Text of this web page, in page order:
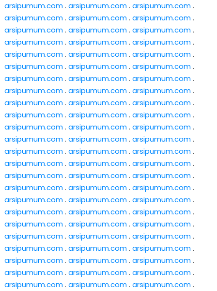
arsipumum.com. arsipumum.com. arsipumum.com.
arsipumum.com. arsipumum.com. arsipumum.com.
arsipumum.com. arsipumum.com. arsipumum.com.
arsipumum.com. arsipumum.com. arsipumum.com.
arsipumum.com. arsipumum.com. arsipumum.com.
arsipumum.com. arsipumum.com. arsipumum.com.
arsipumum.com. arsipumum.com. arsipumum.com.
arsipumum.com. arsipumum.com. arsipumum.com.
arsipumum.com. arsipumum.com. arsipumum.com.
arsipumum.com. arsipumum.com. arsipumum.com.
arsipumum.com. arsipumum.com. arsipumum.com.
arsipumum.com. arsipumum.com. arsipumum.com.
arsipumum.com. arsipumum.com. arsipumum.com.
arsipumum.com. arsipumum.com. arsipumum.com.
arsipumum.com. arsipumum.com. arsipumum.com.
arsipumum.com. arsipumum.com. arsipumum.com.
arsipumum.com. arsipumum.com. arsipumum.com.
arsipumum.com. arsipumum.com. arsipumum.com.
arsipumum.com. arsipumum.com. arsipumum.com.
arsipumum.com. arsipumum.com. arsipumum.com.
arsipumum.com. arsipumum.com. arsipumum.com.
arsipumum.com. arsipumum.com. arsipumum.com.
arsipumum.com. arsipumum.com. arsipumum.com.
arsipumum.com. arsipumum.com. arsipumum.com.